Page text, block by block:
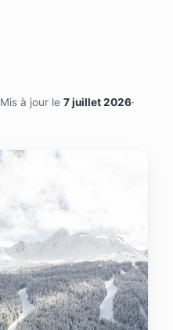
Mis à jour le 7 juillet 2026·